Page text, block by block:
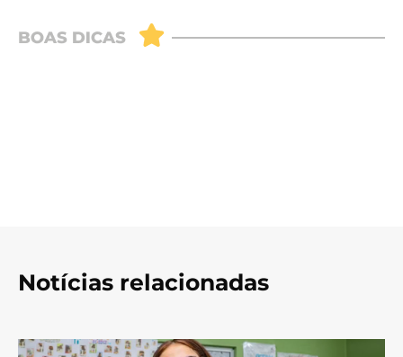
Notícias relacionadas